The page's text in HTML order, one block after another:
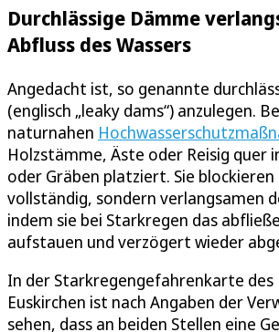
Durchlässige Dämme
Abfluss des Wassers
Angedacht ist, so genannte
(englisch „leaky dams“) anzulegen.
naturnahen
Holzstämme, Äste oder Reisig quer
oder Gräben platziert. Sie blockieren
vollständig, sondern verlangsamen
indem sie bei Starkregen das
aufstauen und verzögert wieder
In der Starkregengefahrenkarte des
Euskirchen ist nach Angaben der
sehen, dass an beiden Stellen eine